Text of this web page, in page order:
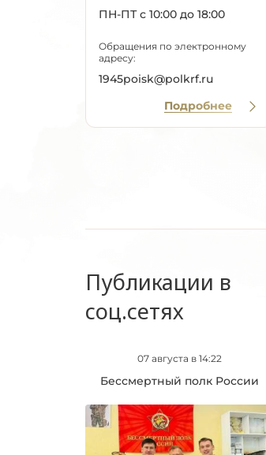
ПН-ПТ с 10:00 до 18:00
Обращения по электронному
адресу:
1945poisk@polkrf.ru
Подробнее
Публикации в
соц.сетях
07 августа в 14:22
Бессмертный полк России